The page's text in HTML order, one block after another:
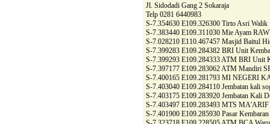
Jl. Sidodadi Gang 2 Sokaraja
Telp 0281 6440983
S-7.354630 E109.326300 Tirto Asri Walik
S-7.383440 E109.311030 Mie Ayam
S-7.028210 E110.467457 Masjid Baitul
S-7.399283 E109.284382 BRI Unit
S-7.399293 E109.284333 ATM BRI Unit
S-7.397177 E109.283062 ATM Mandiri
S-7.400165 E109.281793 MI NEGERI
S-7.403040 E109.284110 Jembatan kali
S-7.403175 E109.283920 Jembatan Kali
S-7.403497 E109.283493 MTS
S-7.401900 E109.285930 Pasar